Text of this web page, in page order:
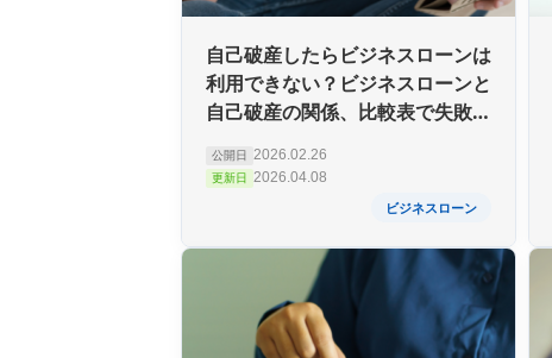
自己破産したらビジネスローンは
利用できない？ビジネスローンと
自己破産の関係、比較表で失敗し
公開日 2026.02.26
更新日 2026.04.08
ビジネスローン